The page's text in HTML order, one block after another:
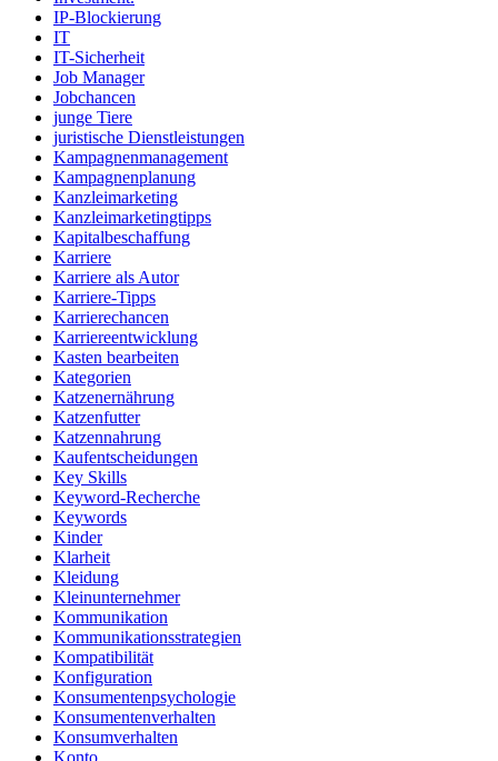
IP-Blockierung
IT
IT-Sicherheit
Job Manager
Jobchancen
junge Tiere
juristische Dienstleistungen
Kampagnenmanagement
Kampagnenplanung
Kanzleimarketing
Kanzleimarketingtipps
Kapitalbeschaffung
Karriere
Karriere als Autor
Karriere-Tipps
Karrierechancen
Karriereentwicklung
Kasten bearbeiten
Kategorien
Katzenernährung
Katzenfutter
Katzennahrung
Kaufentscheidungen
Key Skills
Keyword-Recherche
Keywords
Kinder
Klarheit
Kleidung
Kleinunternehmer
Kommunikation
Kommunikationsstrategien
Kompatibilität
Konfiguration
Konsumentenpsychologie
Konsumentenverhalten
Konsumverhalten